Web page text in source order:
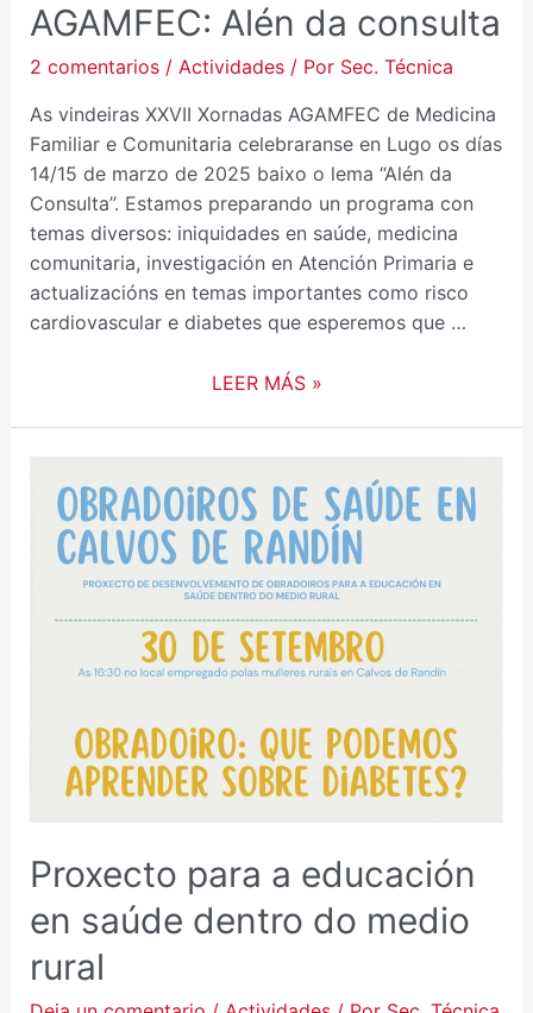
AGAMFEC: Alén da consulta
2 comentarios / Actividades/ Por Sec. Técnica
As vindeiras XXVII Xornadas AGAMFEC de Medicina
Familiar e Comunitaria celebraranse en Lugo os días
14/15 de marzo de 2025 baixo o lema “Alén da
Consulta”. Estamos preparando un programa con
temas diversos: iniquidades en saúde, medicina
comunitaria, investigación en Atención Primaria e
actualizacións en temas importantes como risco
cardiovascular e diabetes que esperemos que …
LEER MÁS »
Proxecto para a educación
en saúde dentro do medio
rural